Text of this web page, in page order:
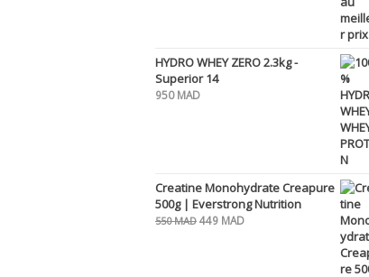
HYDRO WHEY ZERO 2.3kg -
Superior 14
950MAD
Creatine Monohydrate Creapure
500g | Everstrong Nutrition
550MAD Le
449 MADLe